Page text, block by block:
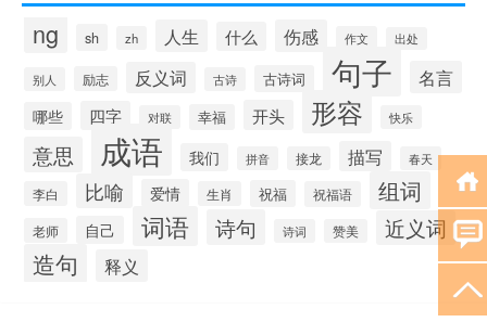
ng sh zh 人生 什么 伤感 作文 出处
别人 励志 反义词 古诗 古诗词 句子 名言
哪些 四字 对联 幸福 开头 形容 快乐
意思 成语 我们 拼音 接龙 描写 春天
李白 比喻 爱情 生肖 祝福 祝福语 组词
老师 自己 词语 诗句 诗词 赞美 近义词
造句 释义